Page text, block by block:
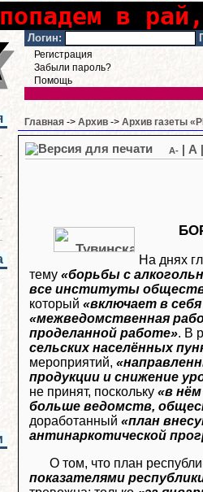
в
Логин:
Регистрация
Забыли пароль?
Помощь
Главная -> Архив -> Архив газеты
A- A
На днях
тему «борьбы с
все институты
который «включает в
«межведомственная
проделанной работе». В
сельских населённых
мероприятий,
продукции и снижение
не принят, поскольку «в
больше ведомств,
доработанный «план
антинаркотической
О том, что план
показателями